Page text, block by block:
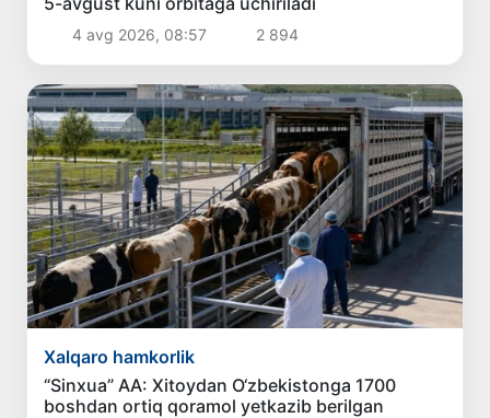
4 avg 2026, 08:57 2 894
Xalqaro hamkorlik
“Sinxua” AA: Xitoydan O‘zbekistonga 1700
boshdan ortiq qoramol yetkazib berilgan